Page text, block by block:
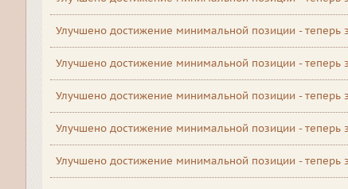
Улучшено достижение минимальной позиции - теперь
Улучшено достижение минимальной позиции - теперь
Улучшено достижение минимальной позиции - теперь
Улучшено достижение минимальной позиции - теперь
Улучшено достижение минимальной позиции - теперь